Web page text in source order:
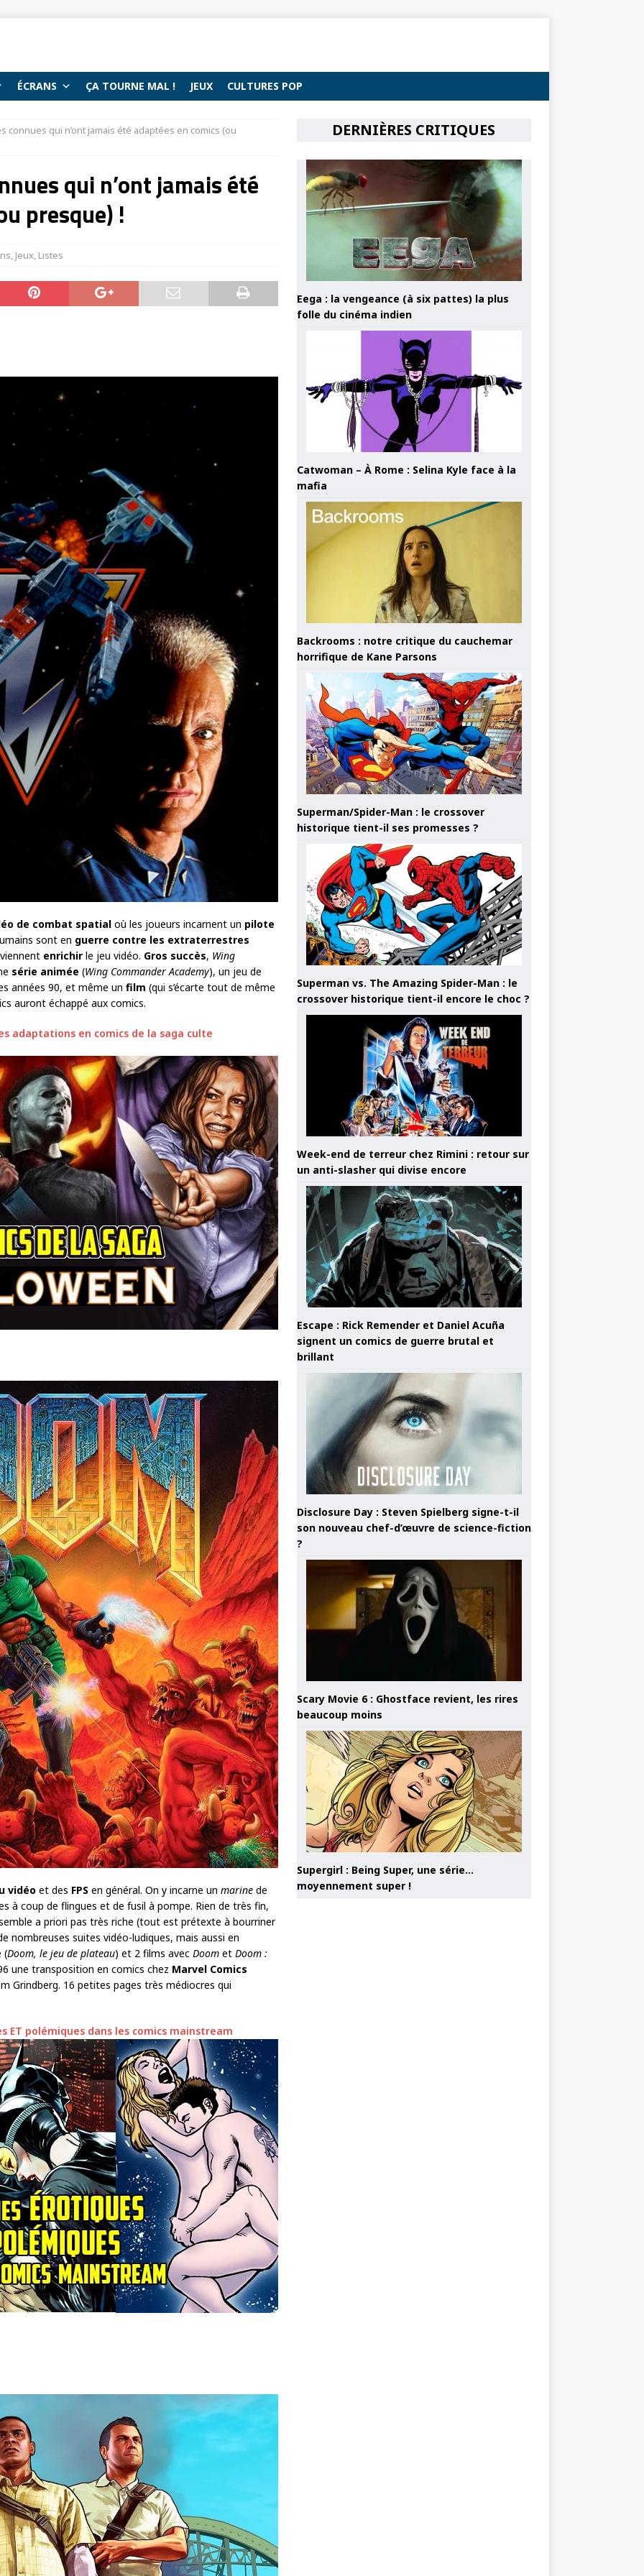
ÉCRANS ÇA TOURNE MAL ! JEUX CULTURES POP
connues qui n’ont jamais été adaptées en comics (ou
qui n’ont jamais été
presque) !
, Jeux, Listes
de combat spatial où les joueurs incarnent un pilote
sont en guerre contre les extraterrestres
enrichir le jeu vidéo. Gros succès, Wing
série animée (Wing Commander Academy), un jeu de
années 90, et même un film (qui s’écarte tout de même
auront échappé aux comics.
adaptations en comics de la saga culte
vidéo et des FPS en général. On y incarne un marine de
à coup de flingues et de fusil à pompe. Rien de très fin,
a priori pas très riche (tout est prétexte à bourriner
nombreuses suites vidéo-ludiques, mais aussi en
(Doom, le jeu de plateau) et 2 films avec Doom et Doom :
une transposition en comics chez Marvel Comics
Grindberg. 16 petites pages très médiocres qui
ET polémiques dans les comics mainstream
DERNIÈRES CRITIQUES
Eega : la vengeance (à six pattes) la plus
folle du cinéma indien
Catwoman – À Rome : Selina Kyle face à la
mafia
Backrooms : notre critique du cauchemar
horrifique de Kane Parsons
Superman/Spider-Man : le crossover
historique tient-il ses promesses ?
Superman vs. The Amazing Spider-Man : le
crossover historique tient-il encore le choc ?
Week-end de terreur chez Rimini : retour sur
un anti-slasher qui divise encore
Escape : Rick Remender et Daniel Acuña
signent un comics de guerre brutal et
brillant
Disclosure Day : Steven Spielberg signe-t-il
son nouveau chef-d’œuvre de science-fiction
?
Scary Movie 6 : Ghostface revient, les rires
beaucoup moins
Supergirl : Being Super, une série…
moyennement super !